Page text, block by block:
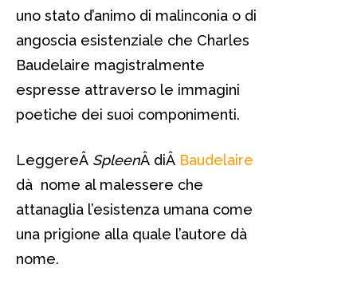
uno stato d’animo di malinconia o di
angoscia esistenziale che Charles
Baudelaire magistralmente
espresse attraverso le immagini
poetiche dei suoi componimenti.
LeggereÂ SpleenÂ diÂ Baudelaire
dà nome al malessere che
attanaglia l’esistenza umana come
una prigione alla quale l’autore dà
nome.